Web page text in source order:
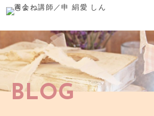
About me
申絹愛（しんきょね）について
MC・ナレーション
メニュー/料金など
BLOG